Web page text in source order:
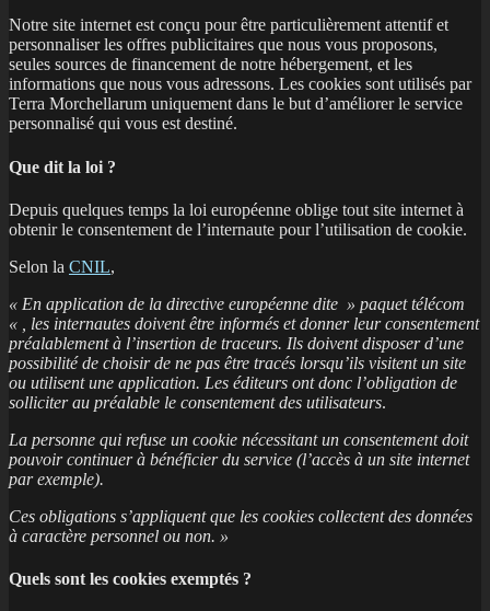
Notre site internet est conçu pour être particulièrement attentif et
personnaliser les offres publicitaires que nous vous proposons,
seules sources de financement de notre hébergement, et les
informations que nous vous adressons. Les cookies sont utilisés par
Terra Morchellarum uniquement dans le but d’améliorer le service
personnalisé qui vous est destiné.
Que dit la loi ?
Depuis quelques temps la loi européenne oblige tout site internet à
obtenir le consentement de l’internaute pour l’utilisation de cookie.
Selon la CNIL,
« En application de la directive européenne dite » paquet télécom
« , les internautes doivent être informés et donner leur consentement
préalablement à l’insertion de traceurs. Ils doivent disposer d’une
possibilité de choisir de ne pas être tracés lorsqu’ils visitent un site
ou utilisent une application. Les éditeurs ont donc l’obligation de
solliciter au préalable le consentement des utilisateurs.
La personne qui refuse un cookie nécessitant un consentement doit
pouvoir continuer à bénéficier du service (l’accès à un site internet
par exemple).
Ces obligations s’appliquent que les cookies collectent des données
à caractère personnel ou non. »
Quels sont les cookies exemptés ?